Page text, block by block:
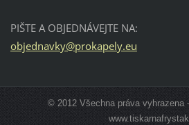
PIŠTE A OBJEDNÁVEJTE NA:
objednavky@prokapely.eu
© 2012 Všechna práva vyhrazena